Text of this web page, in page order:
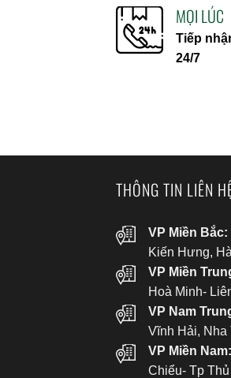
MỌI LÚC
Tiếp
24/7
THÔNG TIN LIÊN
VP Miền Bắc:
Kiến Hưng,
VP Miền
Hoà Minh-
VP Nam
Vĩnh Hải, Nha
VP Miền Nam:
Chiểu- Tp